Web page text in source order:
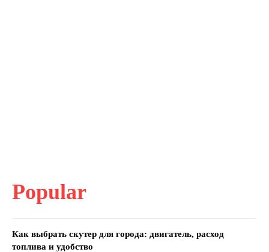
Popular
Как выбрать скутер для города: двигатель, расход
топлива и удобство